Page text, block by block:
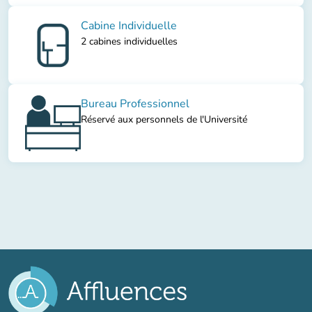
Cabine Individuelle
2 cabines individuelles
Bureau Professionnel
Réservé aux personnels de l'Université